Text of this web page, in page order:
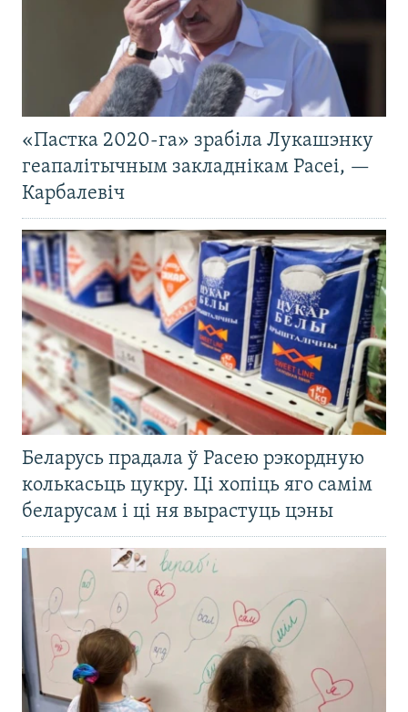
«Пастка 2020-га» зрабіла Лукашэнку
геапалітычным закладнікам Расеі, —
Карбалевіч
Беларусь прадала ў Расею рэкордную
колькасьць цукру. Ці хопіць яго самім
беларусам і ці ня вырастуць цэны